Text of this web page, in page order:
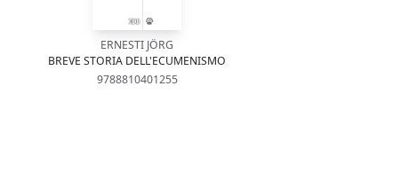
ERNESTI JÖRG
BREVE STORIA DELL'ECUMENISMO
9788810401255